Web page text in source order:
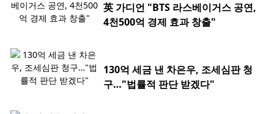
英 가디언 "BTS 라스베이거스 공연,
4천500억 경제 효과 창출"
130억 세금 낸 차은우, 조세심판 청
구…"법률적 판단 받겠다"